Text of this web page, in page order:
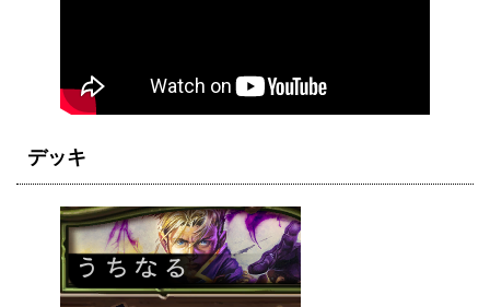
デッキ